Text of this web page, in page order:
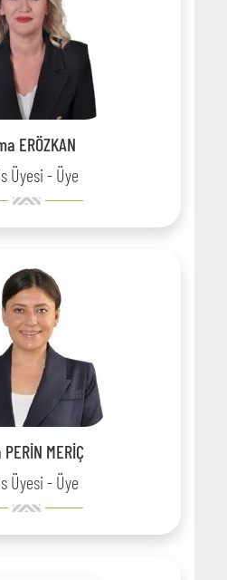
ERÖZKAN
Üyesi - Üye
MERİÇ
Üyesi - Üye